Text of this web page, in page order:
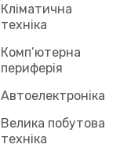
Кліматична
техніка
Комп’ютерна
периферія
Автоелектроніка
Велика побутова
техніка